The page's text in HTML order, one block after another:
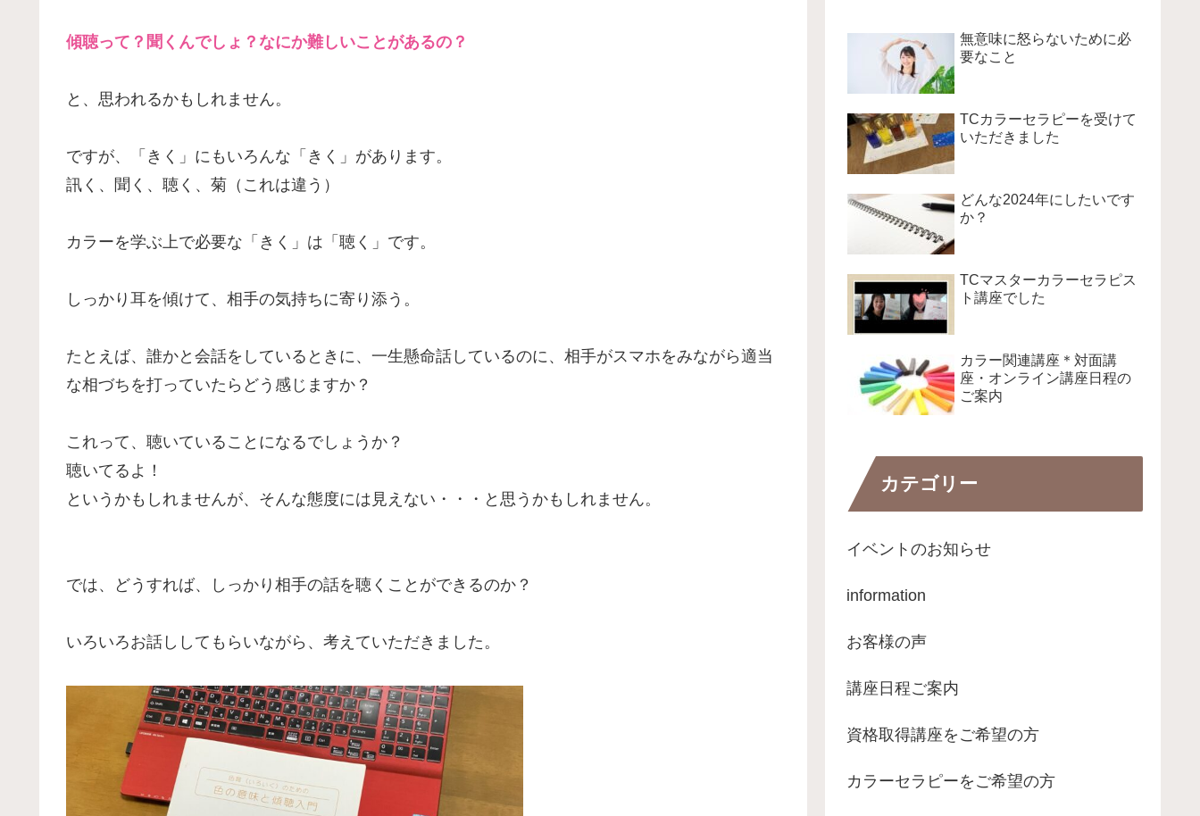
傾聴って？聞くんでしょ？なにか難しいことがあるの？
と、思われるかもしれません。
ですが、「きく」にもいろんな「きく」があります。
訊く、聞く、聴く、菊（これは違う）
カラーを学ぶ上で必要な「きく」は「聴く」です。
しっかり耳を傾けて、相手の気持ちに寄り添う。
たとえば、誰かと会話をしているときに、一生懸命話しているのに、相手がスマホをみながら適当
な相づちを打っていたらどう感じますか？
これって、聴いていることになるでしょうか？
聴いてるよ！
というかもしれませんが、そんな態度には見えない・・・と思うかもしれません。
では、どうすれば、しっかり相手の話を聴くことができるのか？
いろいろお話ししてもらいながら、考えていただきました。
無意味に怒らないために必
要なこと
TCカラーセラピーを受けて
いただきました
どんな2024年にしたいです
か？
TCマスターカラーセラピス
ト講座でした
カラー関連講座＊対面講
座・オンライン講座日程の
ご案内
カテゴリー
イベントのお知らせ
information
お客様の声
講座日程ご案内
資格取得講座をご希望の方
カラーセラピーをご希望の方